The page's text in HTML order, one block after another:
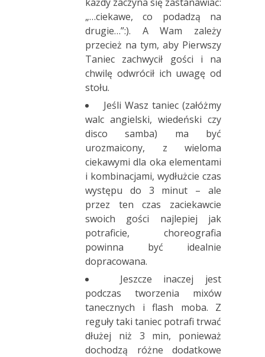
„…ciekawe, co podadzą na
drugie…”:). A Wam zależy
przecież na tym, aby Pierwszy
Taniec zachwycił gości i na
chwilę odwrócił ich uwagę od
stołu.
Jeśli Wasz taniec (załóżmy
walc angielski, wiedeński czy
disco samba) ma być
urozmaicony, z wieloma
ciekawymi dla oka elementami
i kombinacjami, wydłużcie czas
występu do 3 minut – ale
przez ten czas zaciekawcie
swoich gości najlepiej jak
potraficie, choreografia
powinna być idealnie
dopracowana.
Jeszcze inaczej jest
podczas tworzenia mixów
tanecznych i flash moba. Z
reguły taki taniec potrafi trwać
dłużej niż 3 min, ponieważ
dochodzą różne dodatkowe